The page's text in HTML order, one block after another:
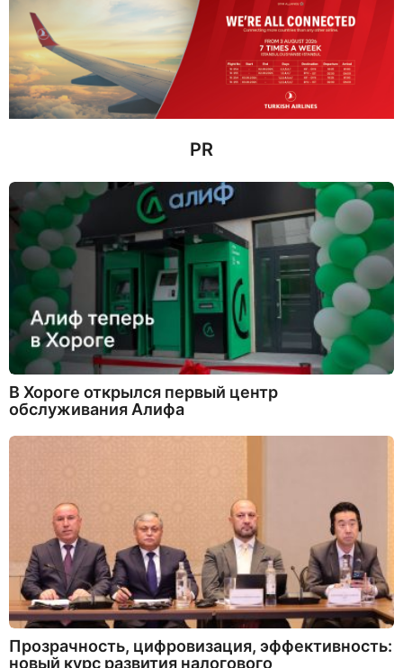
з
а
д
PR
В Хороге открылся первый центр
обслуживания Алифа
Прозрачность, цифровизация, эффективность:
новый курс развития налогового